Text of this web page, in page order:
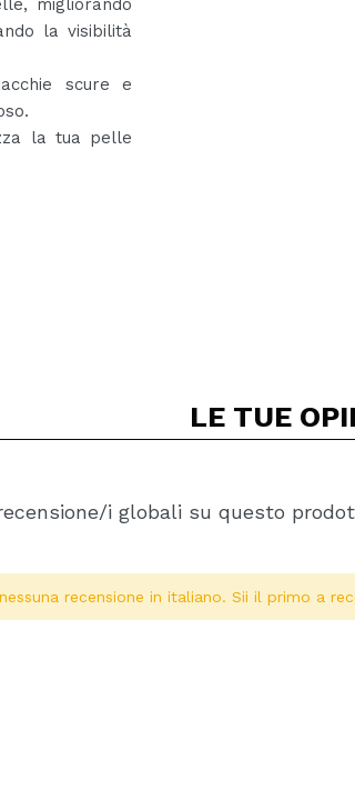
la visibilità
scure e
la tua pelle
LE TUE
i globali su questo
recensione in italiano. Sii il primo a